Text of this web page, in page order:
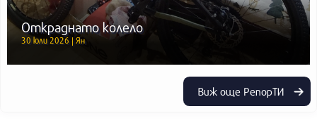
Откраднато колело
30 юли 2026 | Ян
Виж още РепорТИ